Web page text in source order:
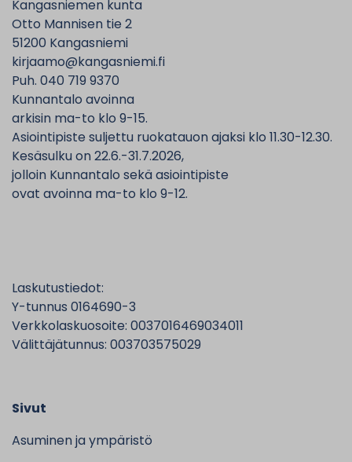
Kangasniemen kunta
Otto Mannisen tie 2
51200 Kangasniemi
kirjaamo@kangasniemi.fi
Puh. 040 719 9370
Kunnantalo avoinna
arkisin ma-to klo 9-15.
Asiointipiste suljettu ruokatauon ajaksi klo 11.30-12.30.
Kesäsulku on 22.6.-31.7.2026,
jolloin Kunnantalo sekä asiointipiste
ovat avoinna ma-to klo 9-12.
Laskutustiedot:
Y-tunnus 0164690-3
Verkkolaskuosoite: 0037016469034011
Välittäjätunnus: 003703575029
Sivut
Asuminen ja ympäristö